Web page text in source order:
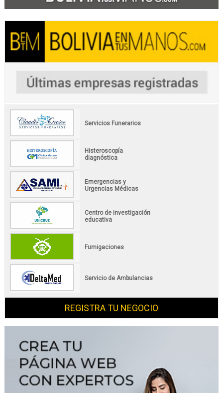
Servicios Funerarios
Histeroscopía
diagnóstica
Emergencias y
Urgencias Médicas
Centro de investigación
educativa
Fumigaciones
Servicio de Ambulancias
REGISTRA TU NEGOCIO